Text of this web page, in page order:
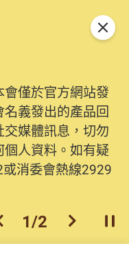
僅於官方網站發
義發出的產品回
媒體訊息，切勿
人資料。如有疑
消委會熱線2929
上一個
1/2 下一個開
關閉